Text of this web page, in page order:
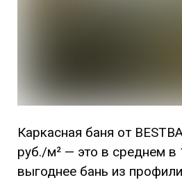
Каркасная баня от
руб./м² — это в среднем в
выгоднее бань из